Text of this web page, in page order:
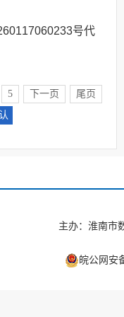
号代
5 下一页 尾页
主办：淮南市
皖公网安